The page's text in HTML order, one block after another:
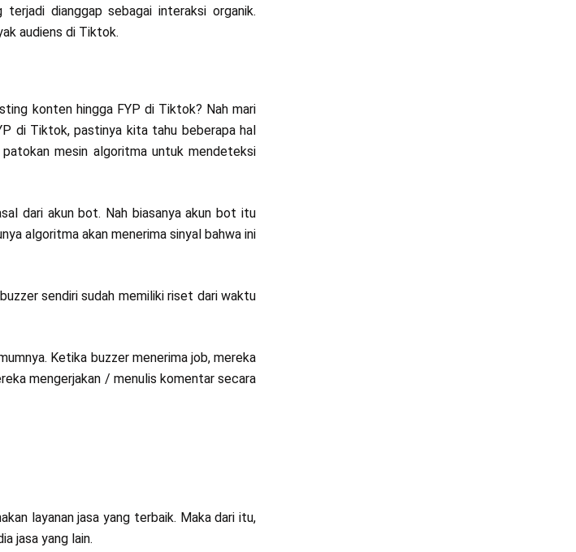
dianggap sebagai interaksi organik.
audiens di Tiktok.
konten hingga FYP di Tiktok? Nah mari
di Tiktok, pastinya kita tahu beberapa hal
mesin algoritma untuk mendeteksi
dari akun bot. Nah biasanya akun bot itu
algoritma akan menerima sinyal bahwa ini
sendiri sudah memiliki riset dari waktu
Ketika buzzer menerima job, mereka
mengerjakan / menulis komentar secara
layanan jasa yang terbaik. Maka dari itu,
jasa yang lain.